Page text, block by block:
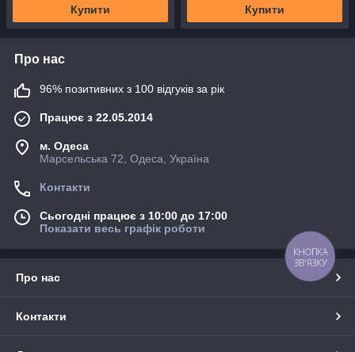
Купити Купити
Про нас
96% позитивних з 100 відгуків за рік
Працює з 22.05.2014
м. Одеса
Марсельська 72, Одеса, Україна
Контакти
Сьогодні працює з 10:00 до 17:00
Показати весь графік роботи
Про нас
Контакти
КНОПКА
ЗВ'ЯЗКУ